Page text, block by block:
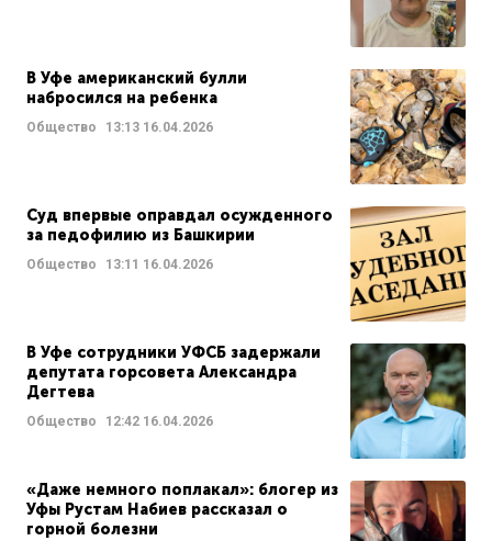
В Уфе американский булли
набросился на ребенка
Общество 13:13 16.04.2026
Суд впервые оправдал осужденного
за педофилию из Башкирии
Общество 13:11 16.04.2026
В Уфе сотрудники УФСБ задержали
депутата горсовета Александра
Дегтева
Общество 12:42 16.04.2026
«Даже немного поплакал»: блогер из
Уфы Рустам Набиев рассказал о
горной болезни